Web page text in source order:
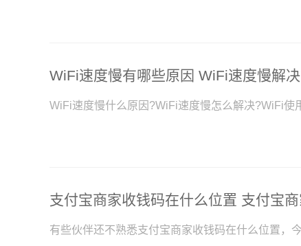
WiFi速度慢什么原因?WiFi速度慢怎么解决?WiFi使
有些伙伴还不熟悉支付宝商家收钱码在什么位置，